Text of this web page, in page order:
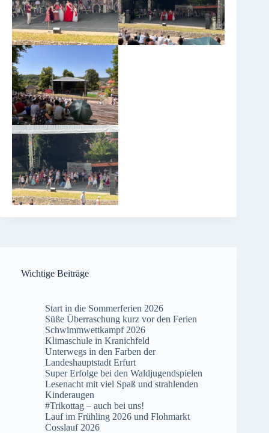
Wichtige Beiträge
Start in die Sommerferien 2026
Süße Überraschung kurz vor den Ferien
Schwimmwettkampf 2026
Klimaschule in Kranichfeld
Unterwegs in den Farben der
Landeshauptstadt Erfurt
Super Erfolge bei den Waldjugendspielen
Lesenacht mit viel Spaß und strahlenden
Kinderaugen
#Trikottag – auch bei uns!
Lauf im Frühling 2026 und Flohmarkt
Cosslauf 2026